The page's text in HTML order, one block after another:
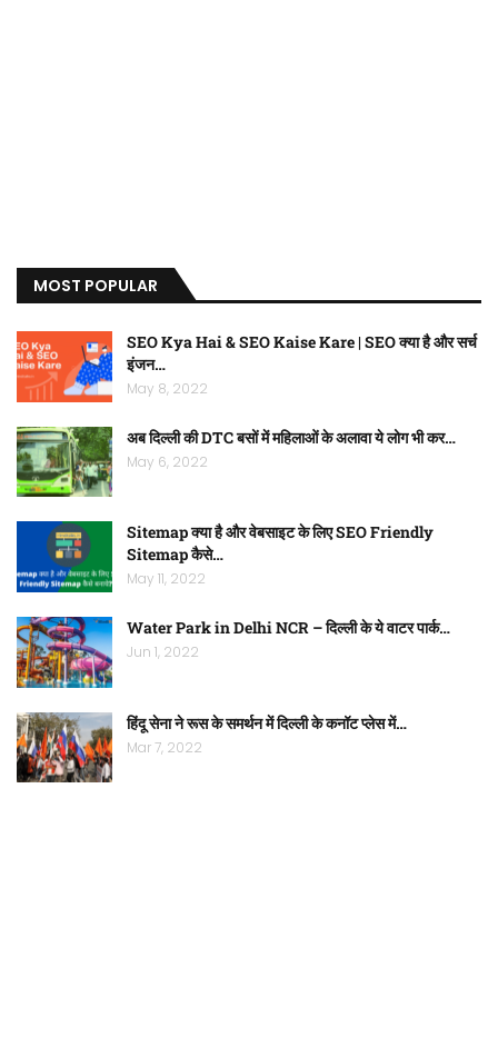
MOST POPULAR
SEO Kya Hai & SEO Kaise Kare | SEO क्या है और सर्च
इंजन…
May 8, 2022
अब दिल्ली की DTC बसों में महिलाओं के अलावा ये लोग भी कर…
May 6, 2022
Sitemap क्या है और वेबसाइट के लिए SEO Friendly
Sitemap कैसे…
May 11, 2022
Water Park in Delhi NCR – दिल्ली के ये वाटर पार्क…
Jun 1, 2022
हिंदू सेना ने रूस के समर्थन में दिल्ली के कनॉट प्लेस में…
Mar 7, 2022